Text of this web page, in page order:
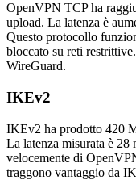
OpenVPN TCP ha
upload. La latenza è
Questo protocollo
bloccato su reti
WireGuard.
IKEv2
IKEv2 ha prodotto 420
La latenza misurata è
velocemente di
traggono vantaggio da